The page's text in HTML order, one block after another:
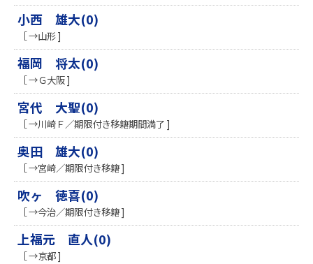
小西 雄大(0)
［ →山形 ]
福岡 将太(0)
［ →Ｇ大阪 ]
宮代 大聖(0)
［ →川崎Ｆ／期限付き移籍期間満了 ]
奥田 雄大(0)
［ →宮崎／期限付き移籍 ]
吹ヶ 徳喜(0)
［ →今治／期限付き移籍 ]
上福元 直人(0)
［ →京都 ]